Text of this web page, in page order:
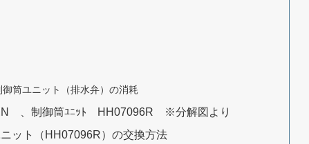
筒ユニット（排水弁）の消耗
、制御筒ﾕﾆｯﾄ HH07096R ※分解図より
ット（HH07096R）の交換方法